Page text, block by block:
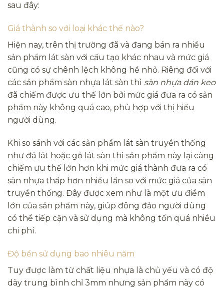
sau đây:
Giá thành so với loại khác thế nào?
Hiện nay, trên thị trường đã và đang bán ra nhiều
sản phẩm lát sàn với cấu tạo khác nhau và mức giá
cũng có sự chênh lệch không hề nhỏ. Riêng đối với
các sản phẩm sàn nhựa lát sàn thì sàn nhựa dán keo
đã chiếm được ưu thế lớn bởi mức giá đưa ra có sản
phẩm này không quá cao, phù hợp với thị hiếu
người dùng.
Khi so sánh với các sản phẩm lát sàn truyền thống
như đá lát hoặc gỗ lát sàn thì sản phẩm này lại càng
chiếm ưu thế lớn hơn khi mức giá thành đưa ra có
sàn nhựa thấp hơn nhiều lần so với mức giá của sàn
truyền thống. Đây được xem như là một ưu điểm
lớn của sản phẩm này, giúp đông đảo người dùng
có thể tiếp cận và sử dụng mà không tốn quá nhiều
chi phí.
Độ bền sử dụng bao nhiêu năm
Tuy được làm từ chất liệu nhựa là chủ yếu và có độ
dày trung bình chỉ 3mm nhưng sản phẩm này có